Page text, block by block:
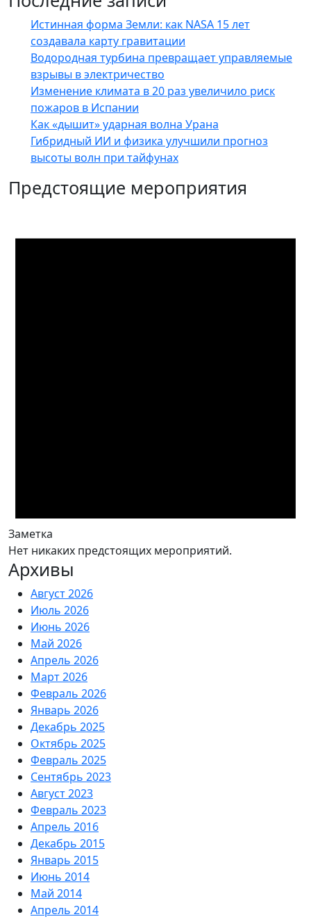
Истинная форма Земли: как NASA 15 лет
создавала карту гравитации
Водородная турбина превращает управляемые
взрывы в электричество
Изменение климата в 20 раз увеличило риск
пожаров в Испании
Как «дышит» ударная волна Урана
Гибридный ИИ и физика улучшили прогноз
высоты волн при тайфунах
Предстоящие мероприятия
Заметка
Нет никаких предстоящих мероприятий.
Архивы
Август 2026
Июль 2026
Июнь 2026
Май 2026
Апрель 2026
Март 2026
Февраль 2026
Январь 2026
Декабрь 2025
Октябрь 2025
Февраль 2025
Сентябрь 2023
Август 2023
Февраль 2023
Апрель 2016
Декабрь 2015
Январь 2015
Июнь 2014
Май 2014
Апрель 2014